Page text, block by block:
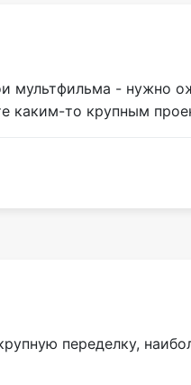
- нужно
каким-то крупным
переделку,